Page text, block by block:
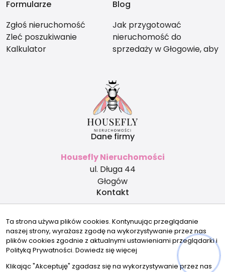
Formularze
Zgłoś nieruchomość
Zleć poszukiwanie
Kalkulator
Blog
Jak przygotować
nieruchomość do
sprzedaży w Głogowie, aby
Dane firmy
Housefly Nieruchomości
ul. Długa 44
Głogów
Kontakt
500 253 454
Znajdziesz nas tu
Ta strona używa plików cookies. Kontynuując przeglądanie
naszej strony, wyrażasz zgodę na wykorzystywanie przez nas
plików cookies zgodnie z aktualnymi ustawieniami przeglądarki i
Polityką Prywatności. Dowiedz się więcej
Klikając "Akceptuję" zgadasz się na wykorzystywanie przez nas